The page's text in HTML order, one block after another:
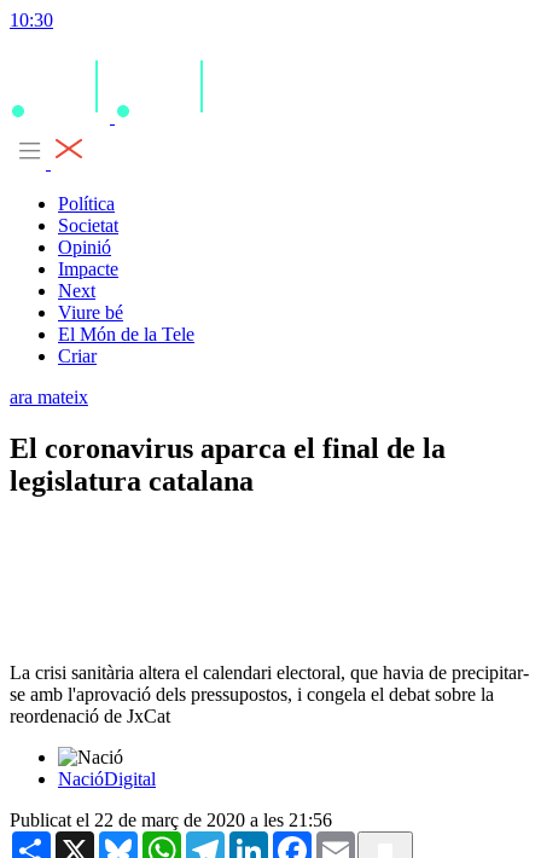
10:30
Política
Societat
Opinió
Impacte
Next
Viure bé
El Món de la Tele
Criar
ara mateix
El coronavirus aparca el final de la
legislatura catalana
La crisi sanitària altera el calendari electoral, que havia de precipitar-
se amb l'aprovació dels pressupostos, i congela el debat sobre la
reordenació de JxCat
NacióDigital
Publicat el 22 de març de 2020 a les 21:56
Share X BlueskyWhatsAppTelegramLinkedInFacebook
Email